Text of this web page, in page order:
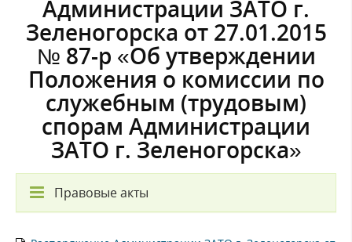
Администрации ЗАТО г.
Зеленогорска от 27.01.2015
№ 87-р «Об утверждении
Положения о комиссии по
служебным (трудовым)
спорам Администрации
ЗАТО г. Зеленогорска»
Правовые акты